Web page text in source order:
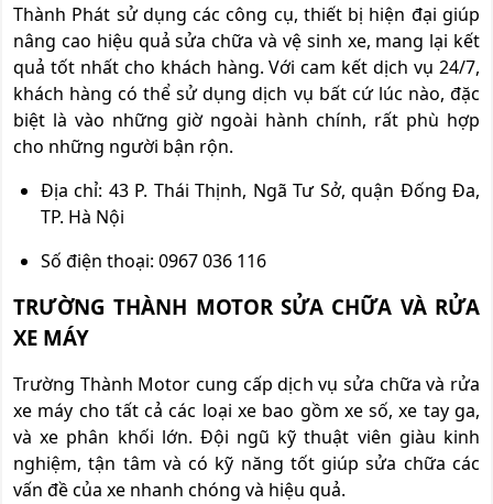
Thành Phát sử dụng các công cụ, thiết bị hiện đại giúp
nâng cao hiệu quả sửa chữa và vệ sinh xe, mang lại kết
quả tốt nhất cho khách hàng. Với cam kết dịch vụ 24/7,
khách hàng có thể sử dụng dịch vụ bất cứ lúc nào, đặc
biệt là vào những giờ ngoài hành chính, rất phù hợp
cho những người bận rộn.
Địa chỉ: 43 P. Thái Thịnh, Ngã Tư Sở, quận Đống Đa,
TP. Hà Nội
Số điện thoại: 0967 036 116
TRƯỜNG THÀNH MOTOR SỬA CHỮA VÀ RỬA
XE MÁY
Trường Thành Motor cung cấp dịch vụ sửa chữa và rửa
xe máy cho tất cả các loại xe bao gồm xe số, xe tay ga,
và xe phân khối lớn. Đội ngũ kỹ thuật viên giàu kinh
nghiệm, tận tâm và có kỹ năng tốt giúp sửa chữa các
vấn đề của xe nhanh chóng và hiệu quả.